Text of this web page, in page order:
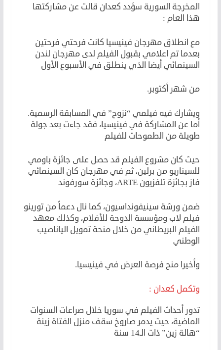
المخرجة السورية سؤدد كعدان قالت عن مشاركتها
هذا العام :
مع انطلاق مهرجان فينيسيا كانت فرحتي فرحتين
بعدما تم اعلامي بقبول الفيلم لدى مهرجان لندن
السينمائي أيضا الذي ينطلق في الأسبوع الأول
من شهر أكتوبر.
ويشارك فيه فيلمي “نزوح” في المسابقة الرسمية.
أما عن المشاركة في فينيسيا، فقد جاءت بعد جولة
طويلة من الطموحات للفيلم
حيث كان مشروع الفيلم قد حصل على جائزة باومي
للسيناريو من برلين، ثم في مهرجان كان السينمائي
فاز بجائزة تلفزيون ARTE، وجائزة سورفوند
ضمن ورشة سينيفونداسيون، كما نال دعماً من تورينو
فيلم لاب ومؤسسة الدوحة للأفلام، وكذلك معهد
الفيلم البريطاني من خلال منحة تمويل الياناصيب
الوطني
وأخيرا منح فرصة العرض في فينيسيا.
وتكمل كعدان :
تدور أحداث الفيلم في سوريا خلال صراعات السنوات
الماضية، حيث يدمر صاروخ سقف منزل الفتاة زينة
“هالة زين” ذات الـ14 سنة